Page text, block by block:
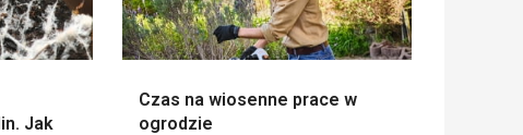
Jak
Czas na wiosenne prace w
ogrodzie